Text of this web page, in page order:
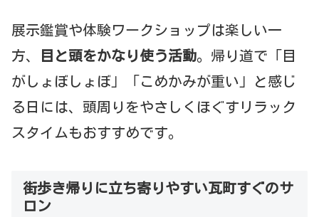
展示鑑賞や体験ワークショップは楽しい一
方、
目と頭をかなり使う活動。帰り道で「目
がしょぼしょぼ」「こめかみが重い」と感じ
る日には、頭周りをやさしくほぐすリラック
スタイムもおすすめです。
街歩き帰りに立ち寄りやすい瓦町すぐのサ
ロン